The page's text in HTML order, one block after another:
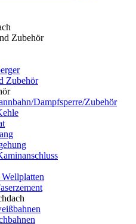
Zubehör
Zubehör
Dampfsperre/Zubehör